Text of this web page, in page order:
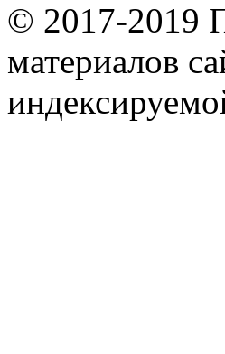
© 2017-2019
материалов